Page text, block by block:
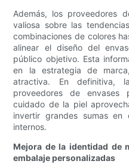
Además, los proveedores
valiosa sobre las
combinaciones de colores
alinear el diseño del
público objetivo. Esta
en la estrategia de
atractiva. En definitiva,
proveedores de
cuidado de la piel
invertir grandes sumas en
internos.
Mejora de la identidad de
embalaje personalizadas